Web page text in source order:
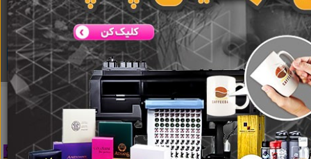
برنامه اندروید ابزاریراق
مرجع نیازمندیهای ابزار و یراق آلات عمومی و صنعتی
دانلود
ابزاریراق هزینه ثبت شرکت نتایج جستجو برای برچسبهزینه ثبت
شرکت